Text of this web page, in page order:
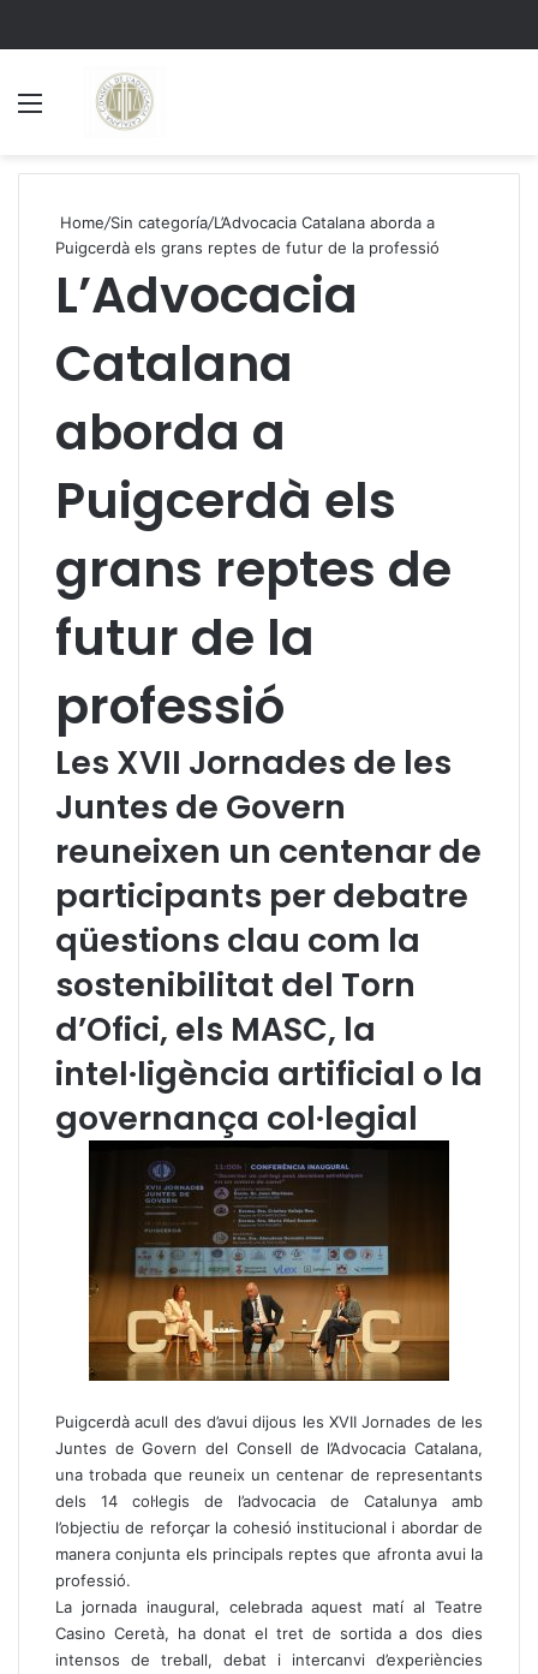
Home/Sin categoría/L’Advocacia Catalana aborda a
Puigcerdà els grans reptes de futur de la professió
L’Advocacia
Catalana
aborda a
Puigcerdà els
grans reptes de
futur de la
professió
Les XVII Jornades de les
Juntes de Govern
reuneixen un centenar de
participants per debatre
qüestions clau com la
sostenibilitat del Torn
d’Ofici, els MASC, la
intel·ligència artificial o la
governança col·legial
Puigcerdà acull des d’avui dijous les XVII Jornades de les
Juntes de Govern del Consell de l’Advocacia Catalana,
una trobada que reuneix un centenar de representants
dels 14 col·legis de l’advocacia de Catalunya amb
l’objectiu de reforçar la cohesió institucional i abordar de
manera conjunta els principals reptes que afronta avui la
professió.
La jornada inaugural, celebrada aquest matí al Teatre
Casino Ceretà, ha donat el tret de sortida a dos dies
intensos de treball, debat i intercanvi d’experiències